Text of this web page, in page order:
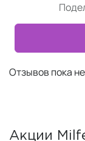
Отзывов пока
Акции